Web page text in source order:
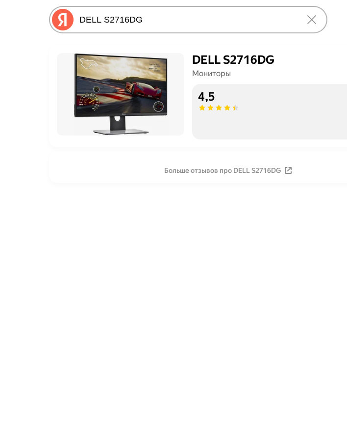
DELL S2716DG
Мониторы
4,5
Больше отзывов про DELL S2716DG